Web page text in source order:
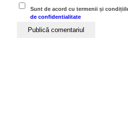
Sunt de acord cu termenii și
de confidentialitate